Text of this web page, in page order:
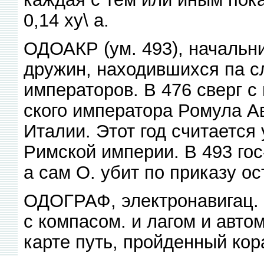
0,14 ху\ а.
ОДОАКР (ум. 493),
дружин, находившихся па
императоров. В 476 сверг
ского императора Ромула
Италии. Этот год
Римской империи. В 493
а сам О. убит по приказу
ОДОГРАФ,
с компасом. и лагом и
карте путь, пройденный